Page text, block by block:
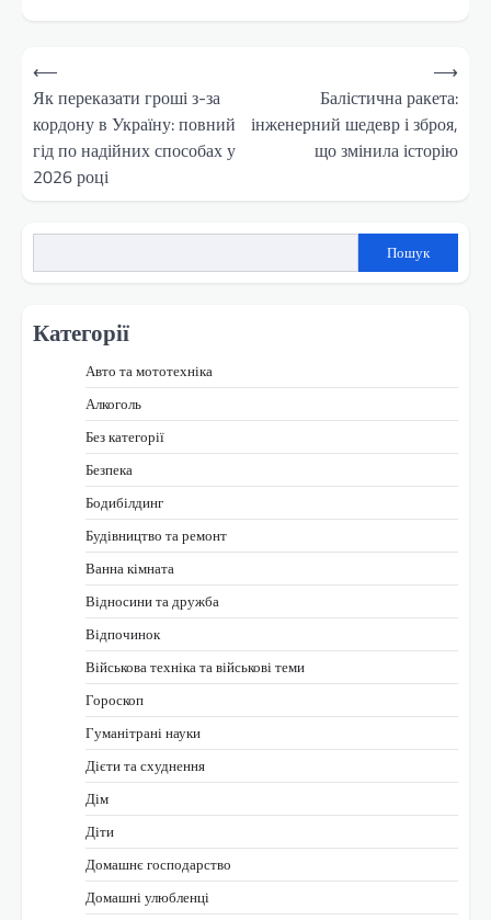
Навігація
записів
⟵
Як переказати гроші з-за
кордону в Україну: повний
гід по надійних способах у
2026 році
Балістична ракета:
інженерний шедевр і зброя,
що змінила історію
⟶
Пошук
Категорії
Авто та мототехніка
Алкоголь
Без категорії
Безпека
Бодибілдинг
Будівництво та ремонт
Ванна кімната
Відносини та дружба
Відпочинок
Військова техніка та військові теми
Гороскоп
Гуманітрані науки
Дієти та схуднення
Дім
Діти
Домашнє господарство
Домашні улюбленці